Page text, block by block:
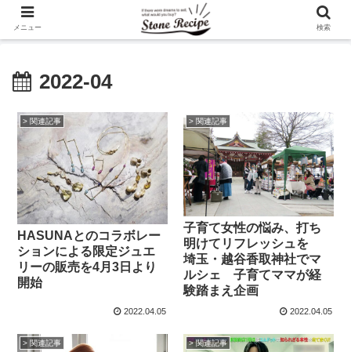
2022-04
> 関連記事
HASUNAとのコラボレー
ションによる限定ジュエ
リーの販売を4月3日より
開始
2022.04.05
> 関連記事
子育て女性の悩み、打ち
明けてリフレッシュを
埼玉・越谷香取神社でマ
ルシェ 子育てママが経
験踏まえ企画
2022.04.05
> 関連記事 > 関連記事
メニュー 検索